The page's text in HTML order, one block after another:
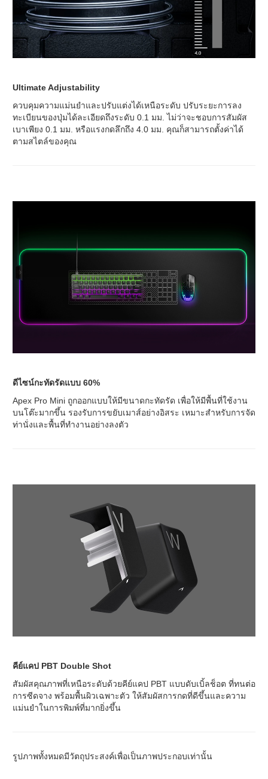
Ultimate Adjustability
ควบคุมความแม่นยำและปรับแต่งได้เหนือระดับ ปรับระยะการลง
ทะเบียนของปุ่มได้ละเอียดถึงระดับ 0.1 มม. ไม่ว่าจะชอบการสัมผัส
เบาเพียง 0.1 มม. หรือแรงกดลึกถึง 4.0 มม. คุณก็สามารถตั้งค่าได้
ตามสไตล์ของคุณ
ดีไซน์กะทัดรัดแบบ 60%
Apex Pro Mini ถูกออกแบบให้มีขนาดกะทัดรัด เพื่อให้มีพื้นที่ใช้งาน
บนโต๊ะมากขึ้น รองรับการขยับเมาส์อย่างอิสระ เหมาะสำหรับการจัด
ท่านั่งและพื้นที่ทำงานอย่างลงตัว
คีย์แคป PBT Double Shot
สัมผัสคุณภาพที่เหนือระดับด้วยคีย์แคป PBT แบบดับเบิ้ลช็อต ที่ทนต่อ
การซีดจาง พร้อมพื้นผิวเฉพาะตัว ให้สัมผัสการกดที่ดีขึ้นและความ
แม่นยำในการพิมพ์ที่มากยิ่งขึ้น
รูปภาพทั้งหมดมีวัตถุประสงค์เพื่อเป็นภาพประกอบเท่านั้น